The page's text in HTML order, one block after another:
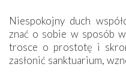
Niespokojny duch
znać o sobie w sposób
trosce o prostotę i
zasłonić sanktuarium,